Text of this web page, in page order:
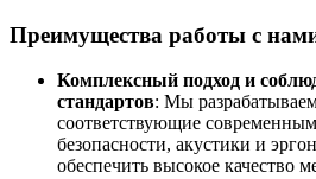
Преимущества работы с
Комплексный подход и
стандартов: Мы
соответствующие
безопасности, акустики и
обеспечить высокое качество